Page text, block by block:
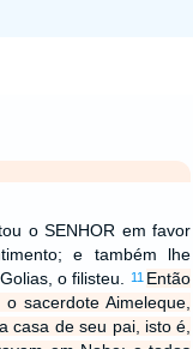
o SENHOR em favor
e também lhe
o filisteu.
11 Então
sacerdote Aimeleque,
casa de seu pai, isto é,